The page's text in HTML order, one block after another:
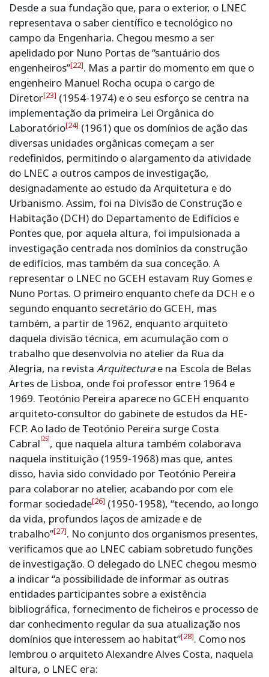
Desde a sua fundação que, para o exterior, o LNEC
representava o saber científico e tecnológico no
campo da Engenharia. Chegou mesmo a ser
apelidado por Nuno Portas de “santuário dos
engenheiros”[22]. Mas a partir do momento em que o
engenheiro Manuel Rocha ocupa o cargo de
Diretor[23] (1954-1974) e o seu esforço se centra na
implementação da primeira Lei Orgânica do
Laboratório[24] (1961) que os domínios de ação das
diversas unidades orgânicas começam a ser
redefinidos, permitindo o alargamento da atividade
do LNEC a outros campos de investigação,
designadamente ao estudo da Arquitetura e do
Urbanismo. Assim, foi na Divisão de Construção e
Habitação (DCH) do Departamento de Edifícios e
Pontes que, por aquela altura, foi impulsionada a
investigação centrada nos domínios da construção
de edifícios, mas também da sua conceção. A
representar o LNEC no GCEH estavam Ruy Gomes e
Nuno Portas. O primeiro enquanto chefe da DCH e o
segundo enquanto secretário do GCEH, mas
também, a partir de 1962, enquanto arquiteto
daquela divisão técnica, em acumulação com o
trabalho que desenvolvia no atelier da Rua da
Alegria, na revista Arquitecturae na Escola de Belas
Artes de Lisboa, onde foi professor entre 1964 e
1969. Teotónio Pereira aparece no GCEH enquanto
arquiteto-consultor do gabinete de estudos da HE-
FCP. Ao lado de Teotónio Pereira surge Costa
Cabral[25], que naquela altura também colaborava
naquela instituição (1959-1968) mas que, antes
disso, havia sido convidado por Teotónio Pereira
para colaborar no atelier, acabando por com ele
formar sociedade[26] (1950-1958), “tecendo, ao longo
da vida, profundos laços de amizade e de
trabalho”[27]. No conjunto dos organismos presentes,
verificamos que ao LNEC cabiam sobretudo funções
de investigação. O delegado do LNEC chegou mesmo
a indicar “a possibilidade de informar as outras
entidades participantes sobre a existência
bibliográfica, fornecimento de ficheiros e processo de
dar conhecimento regular da sua atualização nos
domínios que interessem ao habitat”[28]. Como nos
lembrou o arquiteto Alexandre Alves Costa, naquela
altura, o LNEC era: